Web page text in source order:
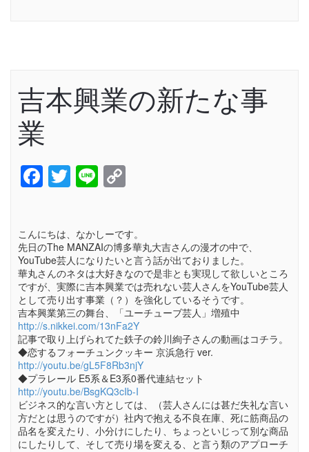
吉本興業の新たな事
業
Facebook
Twitter
Line
こんにちは、なかしーです。
先日のThe MANZAIの博多華丸大吉さんの漫才の中で、
YouTube芸人になりたいと言う話が出ておりました。
華丸さんのネタは大好きなので是非とも実現して欲しいところ
ですが、実際に吉本興業では売れない芸人さんをYouTube芸人
として売り出す事業（？）を強化しているそうです。
吉本興業第三の舞台、「ユーチューブ芸人」増殖中
http://s.nikkei.com/13nFa2Y
記事で取り上げられてた鉄子の鈴川絢子さんの動画はコチラ。
◆恋するフォーチュンクッキー 京浜急行 ver.
http://youtu.be/gL5F8Rb3njY
◆プラレール E5系＆E3系0番代連結セット
http://youtu.be/BsgKQ3cIb-I
ビジネス的な言い方としては、（芸人さんには甚だ失礼な言い
方だとは思うのですが）社内で抱える不良在庫、死に筋商品の
品名を変えたり、小分けにしたり、ちょっといじって別な商品
にしたりして、そして売り場を変える、と言う類のアプローチ